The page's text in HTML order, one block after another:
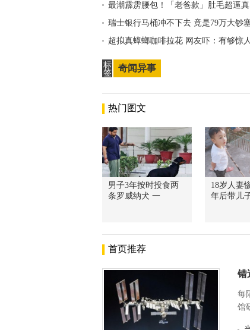
最潮霹雳腰包！「老爸款」肚毛超逼
瑞士银行马桶冲不下去 竟是79万大钞
超拟真蟑螂咖啡拉花 网友吓：有够惊人
标
签
奇闻异事
热门图文
男子3年按时投食两
条罗威纳犬 一
18岁人妻
年后带儿
首页推荐
错
每
馆